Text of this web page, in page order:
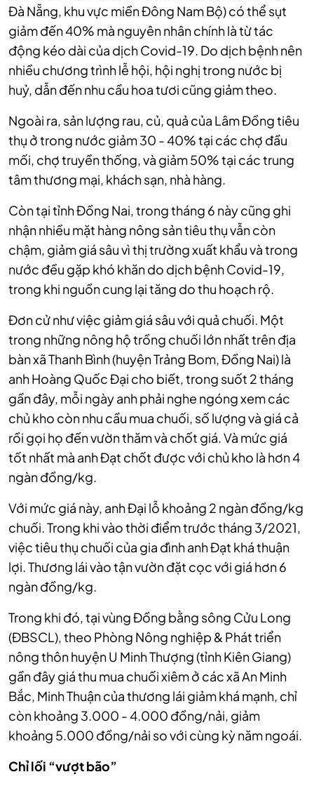
Đà Nẵng, khu vực miền Đông Nam Bộ) có thể sụt
giảm đến 40% mà nguyên nhân chính là từ tác
động kéo dài của dịch Covid-19. Do dịch bệnh nên
nhiều chương trình lễ hội, hội nghị trong nước bị
huỷ, dẫn đến nhu cầu hoa tươi cũng giảm theo.
Ngoài ra, sản lượng rau, củ, quả của Lâm Đồng tiêu
thụ ở trong nước giảm 30 - 40% tại các chợ đầu
mối, chợ truyền thống, và giảm 50% tại các trung
tâm thương mại, khách sạn, nhà hàng.
Còn tại tỉnh Đồng Nai, trong tháng 6 này cũng ghi
nhận nhiều mặt hàng nông sản tiêu thụ vẫn còn
chậm, giảm giá sâu vì thị trường xuất khẩu và trong
nước đều gặp khó khăn do dịch bệnh Covid-19,
trong khi nguồn cung lại tăng do thu hoạch rộ.
Đơn cử như việc giảm giá sâu với quả chuối. Một
trong những nông hộ trồng chuối lớn nhất trên địa
bàn xã Thanh Bình (huyện Trảng Bom, Đồng Nai) là
anh Hoàng Quốc Đại cho biết, trong suốt 2 tháng
gần đây, mỗi ngày anh phải nghe ngóng xem các
chủ kho còn nhu cầu mua chuối, số lượng và giá cả
rồi gọi họ đến vườn thăm và chốt giá. Và mức giá
tốt nhất mà anh Đạt chốt được với chủ kho là hơn 4
ngàn đồng/kg.
Với mức giá này, anh Đại lỗ khoảng 2 ngàn đồng/kg
chuối. Trong khi vào thời điểm trước tháng 3/2021,
việc tiêu thụ chuối của gia đình anh Đạt khá thuận
lợi. Thương lái vào tận vườn đặt cọc với giá hơn 6
ngàn đồng/kg.
Trong khi đó, tại vùng Đồng bằng sông Cửu Long
(ĐBSCL), theo Phòng Nông nghiệp & Phát triển
nông thôn huyện U Minh Thượng (tỉnh Kiên Giang)
gần đây giá thu mua chuối xiêm ở các xã An Minh
Bắc, Minh Thuận của thương lái giảm khá mạnh, chỉ
còn khoảng 3.000 - 4.000 đồng/nải, giảm
khoảng 5.000 đồng/nải so với cùng kỳ năm ngoái.
Chỉ lối “vượt bão”